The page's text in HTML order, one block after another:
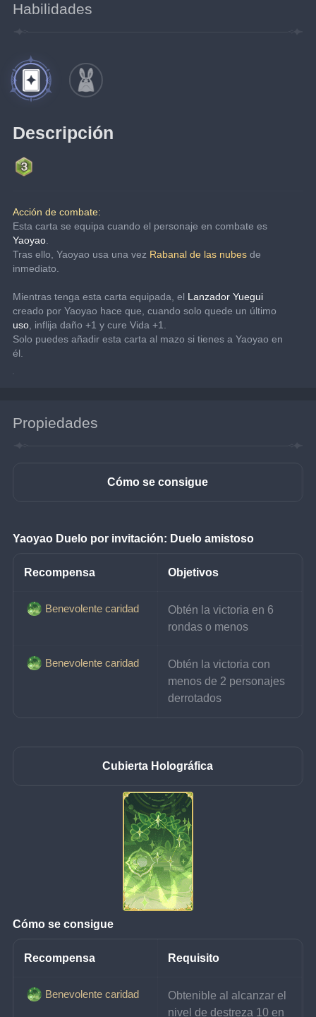
Habilidades
Descripción
Acción de combate:
Yaoyao
Tras ello, Yaoyao usa una vez Rabanal de las nubes de
inmediato.
Mientras tenga esta carta equipada, el Lanzador Yuegui
uso , inflija daño +1 y cure Vida +1.
Solo puedes añadir esta carta al mazo si tienes a Yaoyao en
él.
Propiedades
Cómo se consigue
Yaoyao Duelo por invitación: Duelo amistoso
Recompensa Objetivos
Benevolente caridad
Obtén la victoria en 6
rondas o menos
Benevolente caridad
Obtén la victoria con
menos de 2 personajes
derrotados
Cubierta Holográfica
Cómo se consigue
Recompensa Requisito
Benevolente caridad
Obtenible al alcanzar el
nivel de destreza 10 en